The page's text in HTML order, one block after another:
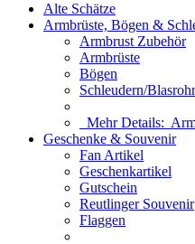
Alte Schätze
Armbrüste, Bögen &
Armbrust Zubehör
Armbrüste
Bögen
Schleudern/Blasrohr
Mehr Details:
Geschenke & Souvenir
Fan Artikel
Geschenkartikel
Gutschein
Reutlinger Souvenir
Flaggen